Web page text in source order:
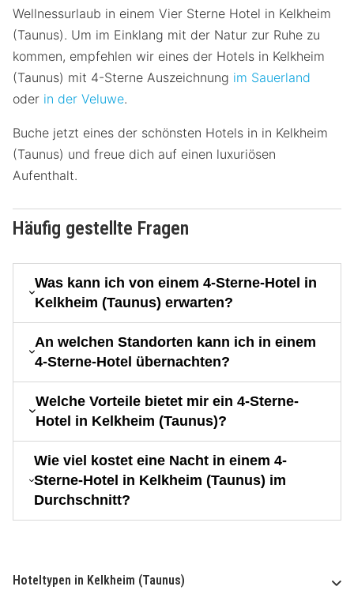
Wellnessurlaub in einem Vier Sterne Hotel in Kelkheim
(Taunus). Um im Einklang mit der Natur zur Ruhe zu
kommen, empfehlen wir eines der Hotels in Kelkheim
(Taunus) mit 4-Sterne Auszeichnung im Sauerland
oder in der Veluwe.
Buche jetzt eines der schönsten Hotels in in Kelkheim
(Taunus) und freue dich auf einen luxuriösen
Aufenthalt.
Häufig gestellte Fragen
Was kann ich von einem 4-Sterne-Hotel in
Kelkheim (Taunus) erwarten?
An welchen Standorten kann ich in einem
4-Sterne-Hotel übernachten?
Welche Vorteile bietet mir ein 4-Sterne-
Hotel in Kelkheim (Taunus)?
Wie viel kostet eine Nacht in einem 4-
Sterne-Hotel in Kelkheim (Taunus) im
Durchschnitt?
Hoteltypen in Kelkheim (Taunus)